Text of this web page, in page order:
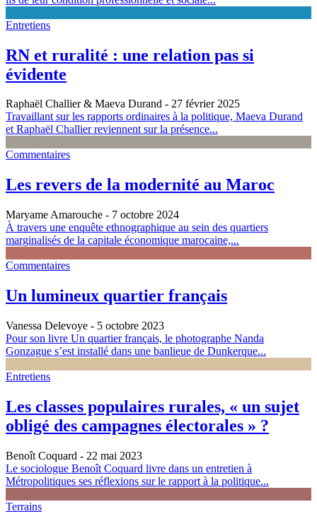
Entretiens
RN et ruralité : une relation pas si
évidente
Raphaël Challier & Maeva Durand - 27 février 2025
Travaillant sur les rapports ordinaires à la politique, Maeva Durand
et Raphaël Challier reviennent sur la présence...
Commentaires
Les revers de la modernité au Maroc
Maryame Amarouche - 7 octobre 2024
À travers une enquête ethnographique au sein des quartiers
marginalisés de la capitale économique marocaine,...
Commentaires
Un lumineux quartier français
Vanessa Delevoye - 5 octobre 2023
Pour son livre Un quartier français, le photographe Nanda
Gonzague s’est installé dans une banlieue de Dunkerque...
Entretiens
Les classes populaires rurales, « un sujet
obligé des campagnes électorales » ?
Benoît Coquard - 22 mai 2023
Le sociologue Benoît Coquard livre dans un entretien à
Métropolitiques ses réflexions sur le rapport à la politique...
Terrains